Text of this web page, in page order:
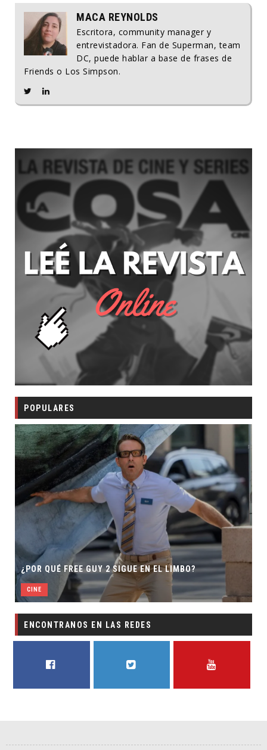
MACA REYNOLDS
Escritora, community manager y
entrevistadora. Fan de Superman, team
DC, puede hablar a base de frases de
Friends o Los Simpson.
POPULARES
¿POR QUÉ FREE GUY 2 SIGUE EN EL LIMBO?
CINE
ENCONTRANOS EN LAS REDES